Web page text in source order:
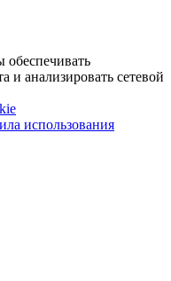
и анализировать сетевой
использования